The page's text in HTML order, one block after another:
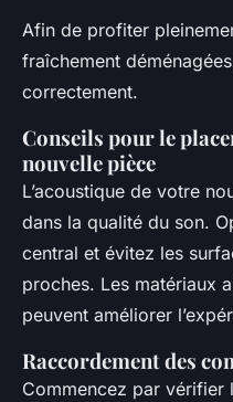
Afin de profiter
fraîchement
correctement.
Conseils pour le
nouvelle pièce
L’acoustique de votre
dans la qualité du son.
central et évitez les
proches. Les matériaux
peuvent améliorer
Raccordement des
Commencez par vérifier